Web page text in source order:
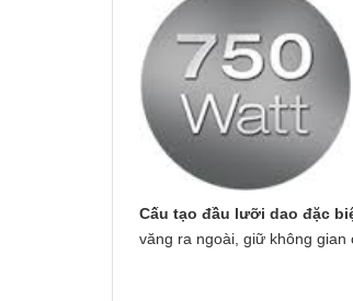
Cấu tạo đầu lưỡi dao đặc
văng ra ngoài, giữ không gian